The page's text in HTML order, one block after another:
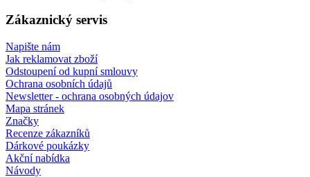
Zákaznický servis
Napište nám
Jak reklamovat zboží
Odstoupení od kupní smlouvy
Ochrana osobních údajů
Newsletter - ochrana osobných údajov
Mapa stránek
Značky
Recenze zákazníků
Dárkové poukázky
Akční nabídka
Návody